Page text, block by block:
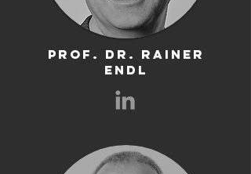
prof. dr. rainer
endl